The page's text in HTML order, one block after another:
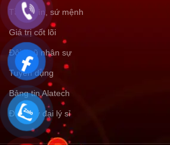
Tầm nhìn, sứ mệnh
Giá trị cốt lõi
Đội ngũ nhân sự
Tuyển dụng
Bảng tin Alatech
Đăng ký đại lý sỉ